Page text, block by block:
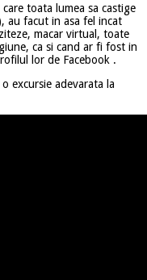
toata lumea sa castige
au facut in asa fel incat
macar virtual, toate
ca si cand ar fi fost in
lor de Facebook .
excursie adevarata la